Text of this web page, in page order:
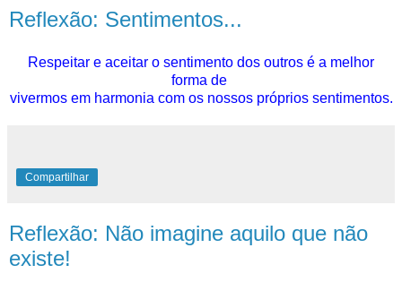
Reflexão: Sentimentos...
Respeitar e aceitar o sentimento dos outros é a melhor
forma de
vivermos em harmonia com os nossos próprios sentimentos.
Compartilhar
Reflexão: Não imagine aquilo que não
existe!